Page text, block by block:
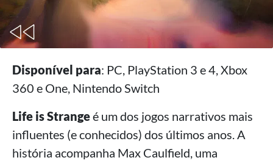
Disponível para: PC, PlayStation 3 e 4, Xbox
360 e One, Nintendo Switch
Life is Strangeé um dos jogos narrativos mais
influentes (e conhecidos) dos últimos anos. A
história acompanha Max Caulfield, uma